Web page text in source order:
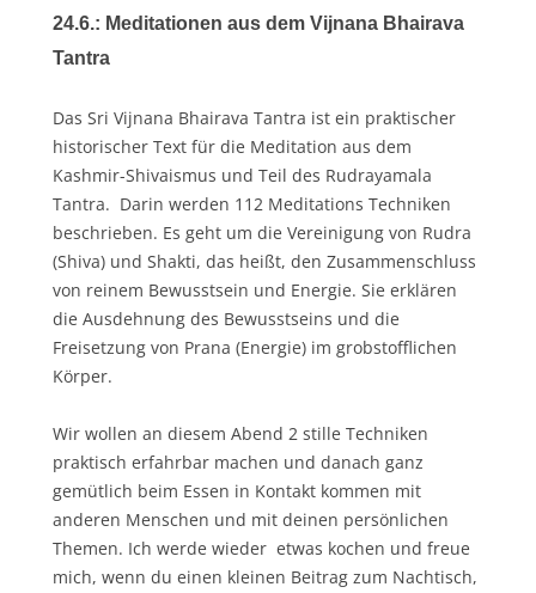
24.6.: Meditationen aus dem Vijnana Bhairava
Tantra
Das Sri Vijnana Bhairava Tantra ist ein praktischer
historischer Text für die Meditation aus dem
Kashmir-Shivaismus und Teil des Rudrayamala
Tantra. Darin werden 112 Meditations Techniken
beschrieben. Es geht um die Vereinigung von Rudra
(Shiva) und Shakti, das heißt, den Zusammenschluss
von reinem Bewusstsein und Energie. Sie erklären
die Ausdehnung des Bewusstseins und die
Freisetzung von Prana (Energie) im grobstofflichen
Körper.
Wir wollen an diesem Abend 2 stille Techniken
praktisch erfahrbar machen und danach ganz
gemütlich beim Essen in Kontakt kommen mit
anderen Menschen und mit deinen persönlichen
Themen. Ich werde wieder etwas kochen und freue
mich, wenn du einen kleinen Beitrag zum Nachtisch,